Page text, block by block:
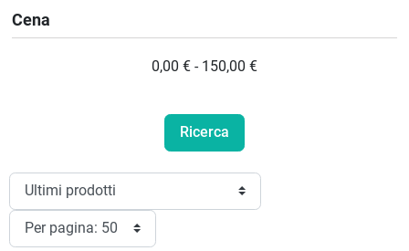
Cena
0,00 € - 150,00 €